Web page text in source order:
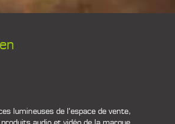
lumineuses de l’espace de vente,